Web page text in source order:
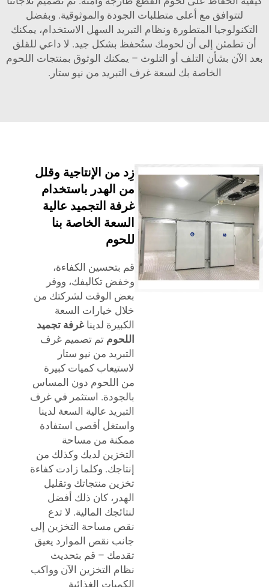
مع أعلى متطلبات الجودة والموثوقية. وبفضل
المتطورة ونظام التبريد السهل الاستخدام، يمكنك
إلى أن لحومك ستُحفظ بشكل جيد. لا داعي للقلق
التلف أو التلوث – يمكنك الوثوق بمنتجات اللحوم
الخاصة بك لسعة غرف التبريد من نيو ستار.
زِد من الإنتاجية وقلل
من الهدر باستخدام
غرفة التجميد عالية
السعة الخاصة بنا
للحوم
قم بتحسين الكفاءة،
وخفض تكاليفك، ووفر
بعض الوقت لشركتك من
خلال خيارات السعة
الكبيرة لديناغرفة تجميد
تم تصميم غرف
التبريد من نيو ستار
لاستيعاب كميات كبيرة
من اللحوم دون المساس
بالجودة. استثمر في غرف
التبريد عالية السعة لدينا
واستغل أقصى استفادة
ممكنة من مساحة
التخزين لديك وكذلك من
إنتاجك. وكلما زادت كفاءة
تخزين منتجاتك وتقليل
الهدر، كان ذلك أفضل
لنتائجك المالية. لا تدع
نقص مساحة التخزين إلى
جانب نقص الموارد يعيق
تقدمك – قم بتحديث
نظام التخزين الآن وواكب
الكميات الغذائية